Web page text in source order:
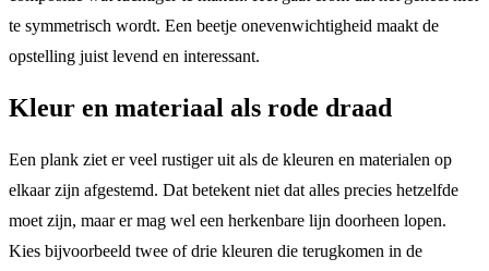
te symmetrisch wordt. Een beetje onevenwichtigheid maakt de
opstelling juist levend en interessant.
Kleur en materiaal als rode draad
Een plank ziet er veel rustiger uit als de kleuren en materialen op
elkaar zijn afgestemd. Dat betekent niet dat alles precies hetzelfde
moet zijn, maar er mag wel een herkenbare lijn doorheen lopen.
Kies bijvoorbeeld twee of drie kleuren die terugkomen in de